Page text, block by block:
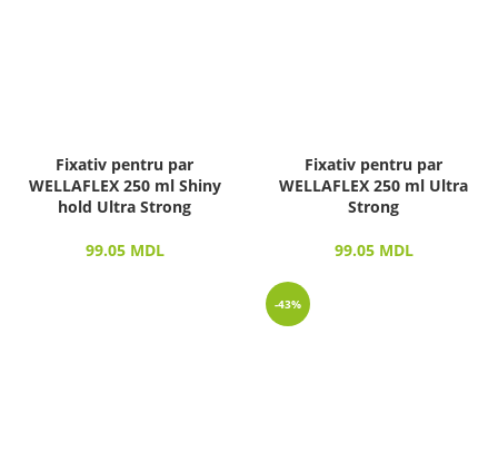
Fixativ pentru par
WELLAFLEX 250 ml Shiny
hold Ultra Strong
99.05 MDL
Fixativ pentru par
WELLAFLEX 250 ml Ultra
Strong
99.05 MDL
-43%